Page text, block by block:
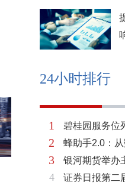
24小时排行
1
2
3
4
碧桂园服务位
321位 排名稳
蜂助手2.0：
建者的跃迁
银河期货举办
证券日报第二